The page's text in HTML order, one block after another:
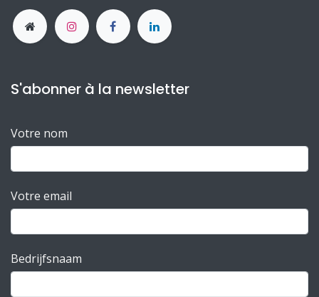
S'abonner à la newsletter
Votre nom
Votre email​
Bedrijfsnaam